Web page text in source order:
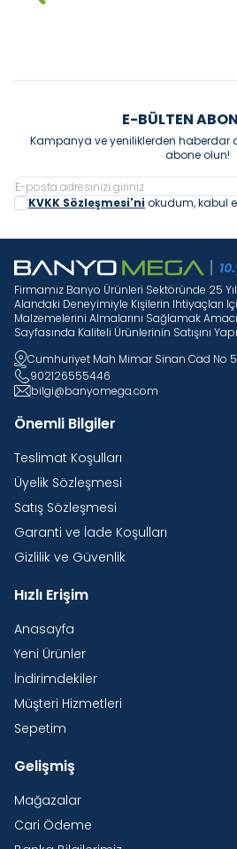
E-BÜLTEN
Kampanya ve yeniliklerden haberdar
abone olun!
KVKK Sözleşmesi'ni okudum, kabul
Firmamız Banyo Ürünleri Sektöründe 25
Alandaki Deneyimiyle Kişilerin Ihtiyaçları
Malzemelerini Almalarını Sağlamak
Sayfasında Kaliteli Ürünlerinin Satışını
Cumhuriyet Mah Mimar Sinan Cad No
902126555446
bilgi@banyomega.com
Önemli Bilgiler
Teslimat Koşulları
Üyelik Sözleşmesi
Satış Sözleşmesi
Garanti ve İade Koşulları
Gizlilik ve Güvenlik
Hızlı Erişim
Anasayfa
Yeni Ürünler
İndirimdekiler
Müşteri Hizmetleri
Sepetim
Gelişmiş
Mağazalar
Cari Ödeme